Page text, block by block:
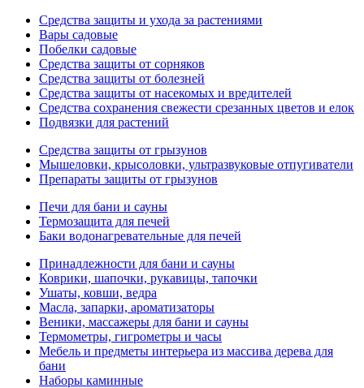
Средства защиты и ухода за растениями
Вары садовые
Побелки садовые
Средства защиты от сорняков
Средства защиты от болезней
Средства защиты от насекомых и вредителей
Средства сохранения свежести срезанных цветов и елок
Подвязки для растений
Средства защиты от грызунов
Мышеловки, крысоловки, ультразвуковые отпугиватели
Препараты защиты от грызунов
Печи для бани и сауны
Термозащита для печей
Баки водонагревательные для печей
Принадлежности для бани и сауны
Коврики, шапочки, рукавицы, тапочки
Ушаты, ковши, ведра
Масла, запарки, ароматизаторы
Веники, массажеры для бани и сауны
Термометры, гигрометры и часы
Мебель и предметы интерьера из массива дерева для
бани
Наборы каминные